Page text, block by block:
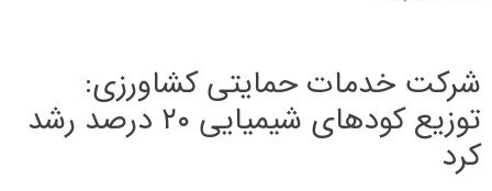
شرکت خدمات حمایتی کشاورزی:
توزیع کودهای شیمیایی ۲۰ درصد رشد
کرد